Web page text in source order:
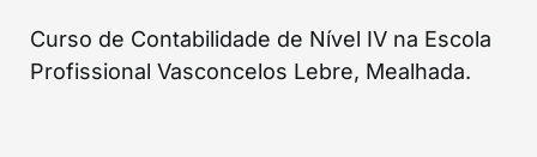
Curso de Contabilidade de Nível IV na Escola
Profissional Vasconcelos Lebre, Mealhada.